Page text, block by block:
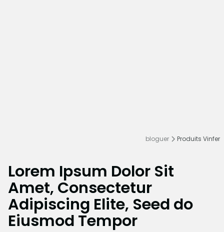
bloguer Produits Vinfer
Lorem Ipsum Dolor Sit
Amet, Consectetur
Adipiscing Elite, Seed do
Eiusmod Tempor